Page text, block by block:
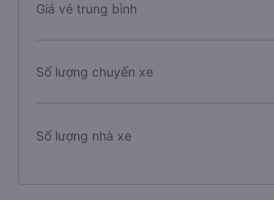
Giá vé trung bình
Số lượng chuyến xe
Số lượng nhà xe